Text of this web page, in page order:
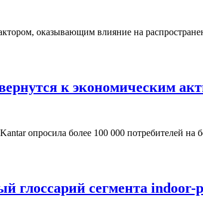
оказывающим влияние на
к экономическим
опросила более 100 000 потребителей на
глоссарий сегмента